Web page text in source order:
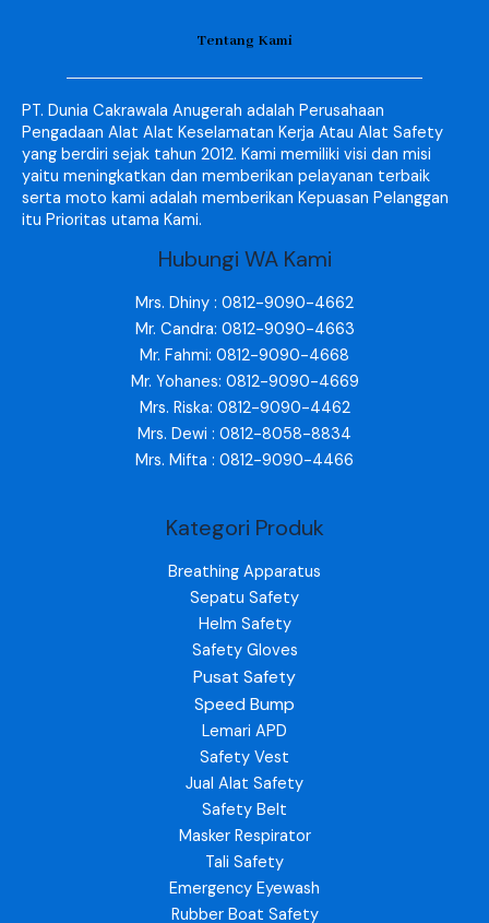
Tentang Kami
PT. Dunia Cakrawala Anugerah adalah Perusahaan
Pengadaan Alat Alat Keselamatan Kerja Atau Alat Safety
yang berdiri sejak tahun 2012. Kami memiliki visi dan misi
yaitu meningkatkan dan memberikan pelayanan terbaik
serta moto kami adalah memberikan Kepuasan Pelanggan
itu Prioritas utama Kami.
Hubungi WA Kami
Mrs. Dhiny : 0812-9090-4662
Mr. Candra: 0812-9090-4663
Mr. Fahmi: 0812-9090-4668
Mr. Yohanes: 0812-9090-4669
Mrs. Riska: 0812-9090-4462
Mrs. Dewi : 0812-8058-8834
Mrs. Mifta : 0812-9090-4466
Kategori Produk
Breathing Apparatus
Sepatu Safety
Helm Safety
Safety Gloves
Pusat Safety
Speed Bump
Lemari APD
Safety Vest
Jual Alat Safety
Safety Belt
Masker Respirator
Tali Safety
Emergency Eyewash
Rubber Boat Safety